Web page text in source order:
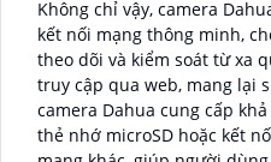
Không chỉ vậy, camera
kết nối mạng thông minh,
theo dõi và kiểm soát từ xa
truy cập qua web, mang lại
camera Dahua cung cấp
thẻ nhớ microSD hoặc kết